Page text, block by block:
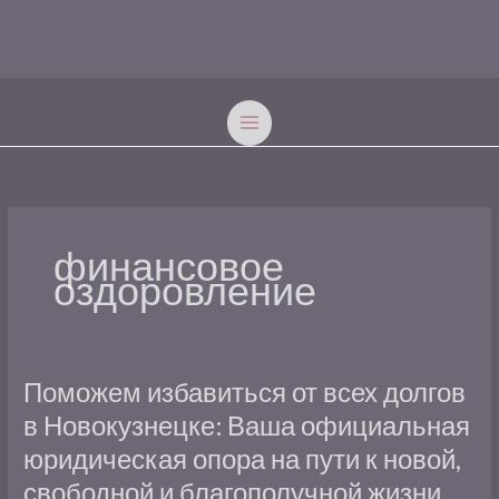
финансовое
оздоровление
Поможем избавиться от всех долгов
в Новокузнецке: Ваша официальная
юридическая опора на пути к новой,
свободной и благополучной жизни
Поможем
от
всех
долгов